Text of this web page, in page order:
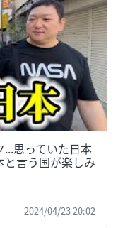
思っていた日本
と言う国が楽しみ
2024/04/23 20:02